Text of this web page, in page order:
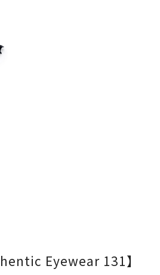
Eyewear 131】